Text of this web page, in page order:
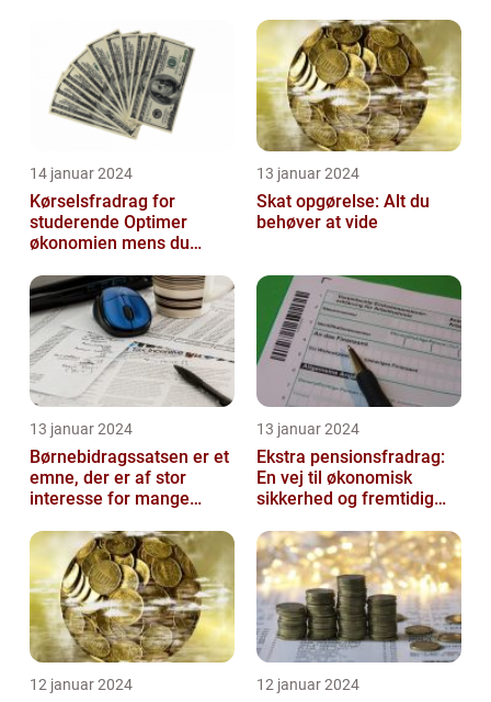
14 januar 2024
Kørselsfradrag for
studerende Optimer
økonomien mens du
13 januar 2024
Skat opgørelse: Alt du
behøver at vide
13 januar 2024
Børnebidragssatsen er et
emne, der er af stor
interesse for mange
13 januar 2024
Ekstra pensionsfradrag:
En vej til økonomisk
sikkerhed og fremtidig
12 januar 2024 12 januar 2024